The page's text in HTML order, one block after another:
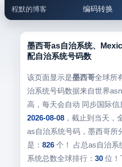
程默的博客 编码转换
邮件工具 生活便民
5.1支付宝大
墨西哥as自治系统、
配自治系统号码数
该页面显示是墨西哥全球所
治系统号码数据来自世界
高，每天会自动 同步国际信
2026-08-08，截止到当天，
as自治系统号码，墨西哥所
是： 826个！ 占总as自治系
系统总数全球排行： 30位！